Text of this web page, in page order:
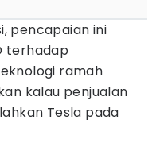
pencapaian ini
terhadap
ramah
kalau penjualan
Tesla pada